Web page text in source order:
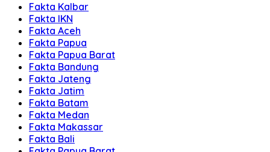
Fakta Kalbar
Fakta IKN
Fakta Aceh
Fakta Papua
Fakta Papua Barat
Fakta Bandung
Fakta Jateng
Fakta Jatim
Fakta Batam
Fakta Medan
Fakta Makassar
Fakta Bali